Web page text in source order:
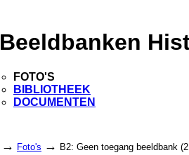
Beeldbanken
FOTO'S
BIBLIOTHEEK
DOCUMENTEN
→ Foto's → B2: Geen toegang beeldbank